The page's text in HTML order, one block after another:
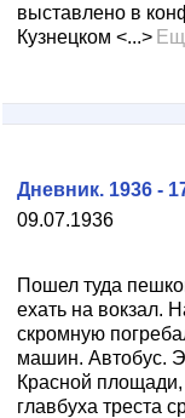
выставлено в
Кузнецком <...>
09.07.1936
Дневник. 1936 -
Пошел туда
ехать на вокзал.
скромную
машин. Автобус.
Красной
главбуха треста